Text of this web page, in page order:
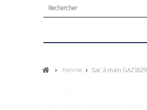
Femme Sac à main GAZ1629